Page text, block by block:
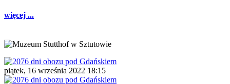
więcej ...
piątek, 16 września 2022 18:15